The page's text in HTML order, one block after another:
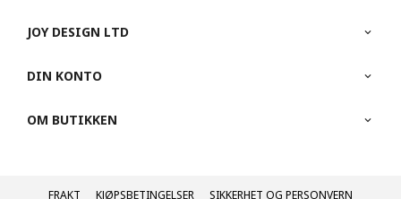
JOY DESIGN LTD
DIN KONTO
OM BUTIKKEN
FRAKT KJØPSBETINGELSER SIKKERHET OG PERSONVERN